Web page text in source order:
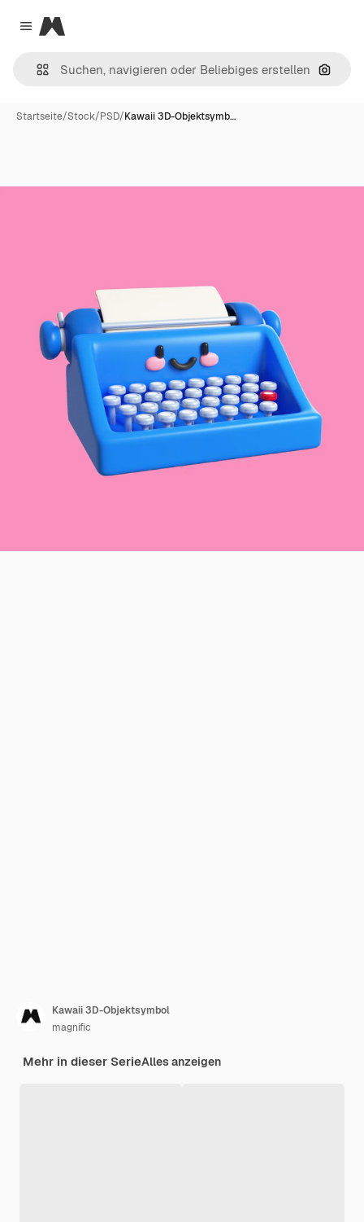
Close menu
Magnific
Nach
Startseite/Stock/PSD/Kawaii 3D-Objektsymb…
Kawaii 3D-Objektsymbol
magnific
Mehr in dieser SerieAlles anzeigen